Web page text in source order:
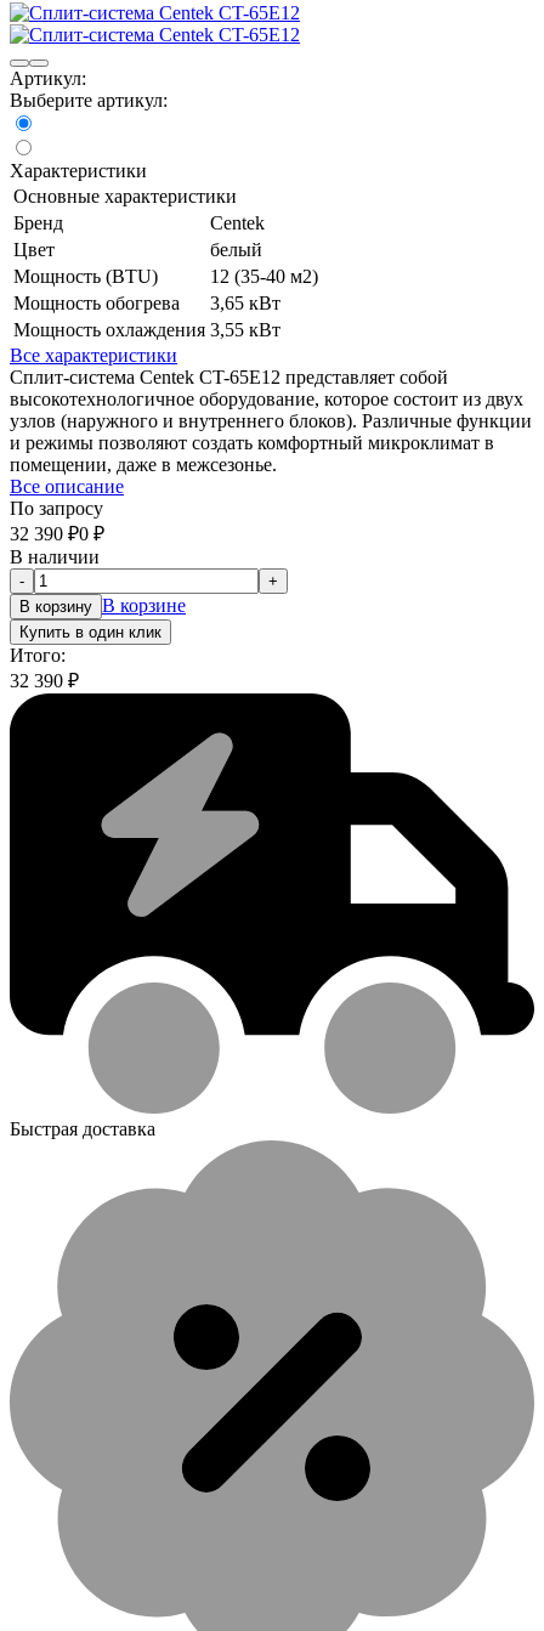
Артикул:
Выберите артикул:
Характеристики
Основные характеристики
Бренд
Centek
Цвет
белый
Мощность (BTU)
12 (35-40 м2)
Мощность обогрева
3,65 кВт
Мощность охлаждения 3,55 кВт
Все характеристики
Сплит-система Centek CT-65E12 представляет собой
высокотехнологичное оборудование, которое состоит из двух
узлов (наружного и внутреннего блоков). Различные функции
и режимы позволяют создать комфортный микроклимат в
помещении, даже в межсезонье.
Все описание
По запросу
32 390 ₽0 ₽
В наличии
-
+
В корзину В корзине
Купить в один клик
Итого:
32 390 ₽
Быстрая доставка